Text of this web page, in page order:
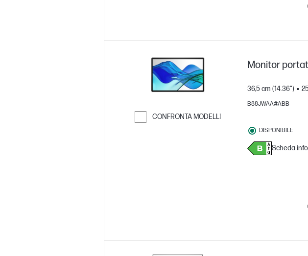
CONFRONTA MODELLI
Monitor
36,5 cm (14.36")
B88JWAA#ABB
DISPONIBILE
Scheda